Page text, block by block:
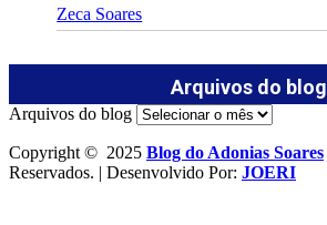
Zeca Soares
Arquivos do blog
Arquivos do blog
Copyright © 2025 Blog do Adonias Soares
Reservados. | Desenvolvido Por: JOERI